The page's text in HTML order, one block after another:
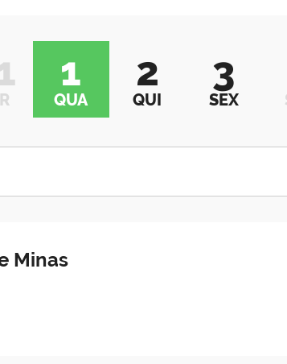
1
QUA
2
QUI
3
SEX
Minas